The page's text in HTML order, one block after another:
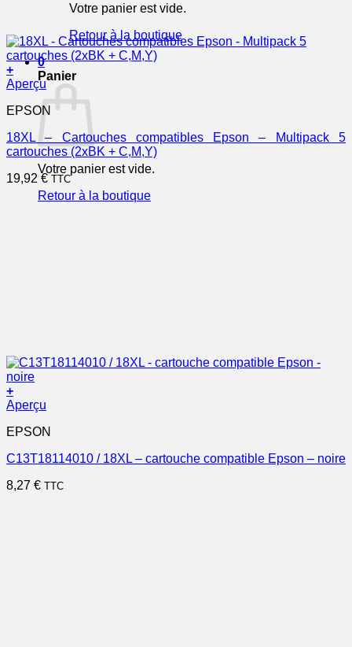
Votre panier est vide.
Retour à la boutique
0
Panier
Votre panier est vide.
Retour à la boutique
+
Aperçu
EPSON
18XL – Cartouches compatibles Epson – Multipack 5
cartouches (2xBK + C,M,Y)
19,92 € TTC
+
Aperçu
EPSON
C13T18114010 / 18XL – cartouche compatible Epson – noire
8,27 € TTC